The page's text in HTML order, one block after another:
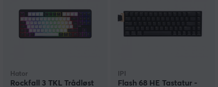
Hator
Rockfall 3 TKL Trådløst
IPI
Flash 68 HE Tastatur -